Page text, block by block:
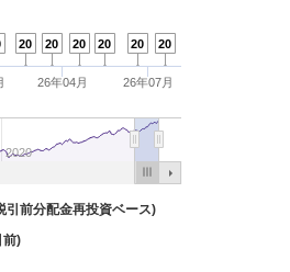
20
20
20
20
20
20
26年07月
26年04月
2020
引前分配金再投資ベース)
前)